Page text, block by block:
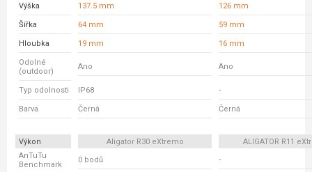
Výška 137.5 mm 126 mm
Šířka 64 mm 59 mm
Hloubka 19 mm 16 mm
Odolné
(outdoor)
Ano Ano
Typ odolnosti IP68 -
Barva Černá Černá
Výkon Aligator R30 eXtremo
ALIGATOR R11
AnTuTu
Benchmark
0 bodů -